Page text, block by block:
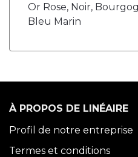
Or Rose, Noir,
Bleu Marin
À PROPOS DE LINÉAIRE
Profil de notre entreprise
Termes et conditions